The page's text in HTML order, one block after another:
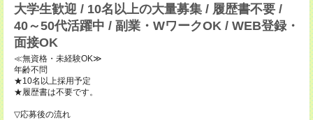
大学生歓迎 / 10名以上の大量募集 / 履歴書不要 /
40～50代活躍中 / 副業・WワークOK / WEB登録・
面接OK
≪無資格・未経験OK≫
年齢不問
★10名以上採用予定
★履歴書は不要です。
▽応募後の流れ